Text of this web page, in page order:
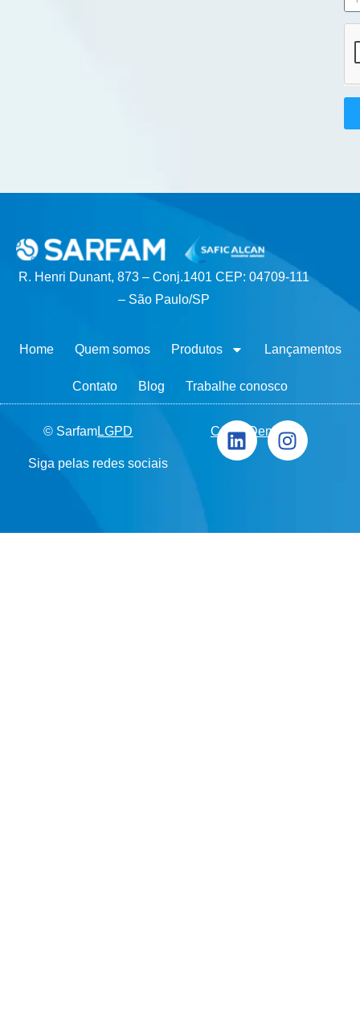
© SarfamLGPD Canal Denúncia
Siga pelas redes sociais
R. Henri Dunant, 873 – Conj.1401 CEP: 04709-111
– São Paulo/SP
Home Quem somos Produtos Lançamentos
Contato Blog Trabalhe conosco